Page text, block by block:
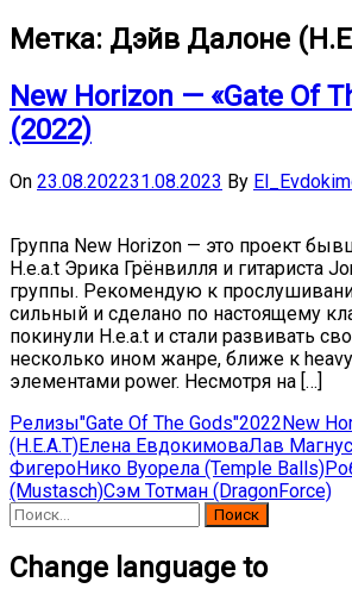
Метка: Дэйв Далоне
New Horizon — «Gate Of
(2022)
On 23.08.202231.08.2023 By
Группа New Horizon — это проект
H.e.a.t Эрика Грёнвилля и гитариста
группы. Рекомендую к
сильный и сделано по настоящему
покинули H.e.a.t и стали развивать
несколько ином жанре, ближе к
элементами power. Несмотря на […]
Релизы"Gate Of The Gods"2022New
(H.E.A.T)Елена ЕвдокимоваЛав
ФигероНико Вуорела (Temple Balls)
(Mustasch)Сэм Тотман (DragonForce)
Найти:
Change language to